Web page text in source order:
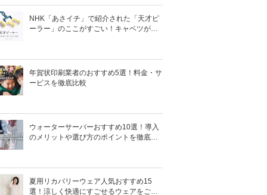
NHK「あさイチ」で紹介された「天才ピ
ーラー」のここがすごい！キャベツがほ
年賀状印刷業者のおすすめ5選！料金・サ
ービスを徹底比較
ウォーターサーバーおすすめ10選！導入
のメリットや選び方のポイントを徹底解
夏用リカバリーウェア人気おすすめ15
選！涼しく快適にすごせるウェアをご紹